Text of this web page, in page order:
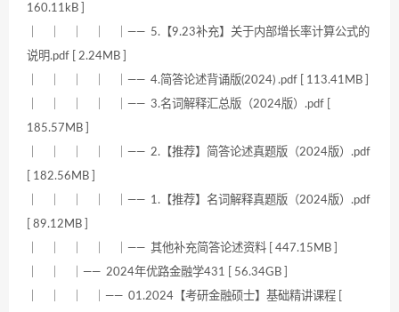
160.11kB ]
｜ ｜ ｜ ｜ ｜—— 5.【9.23补充】关于内部增长率计算公式的
说明.pdf [ 2.24MB ]
｜ ｜ ｜ ｜ ｜—— 4.简答论述背诵版(2024) .pdf [ 113.41MB ]
｜ ｜ ｜ ｜ ｜—— 3.名词解释汇总版（2024版）.pdf [
185.57MB ]
｜ ｜ ｜ ｜ ｜—— 2.【推荐】简答论述真题版（2024版）.pdf
[ 182.56MB ]
｜ ｜ ｜ ｜ ｜—— 1.【推荐】名词解释真题版（2024版）.pdf
[ 89.12MB ]
｜ ｜ ｜ ｜ ｜—— 其他补充简答论述资料 [ 447.15MB ]
｜ ｜ ｜—— 2024年优路金融学431 [ 56.34GB ]
｜ ｜ ｜ ｜—— 01.2024【考研金融硕士】基础精讲课程 [